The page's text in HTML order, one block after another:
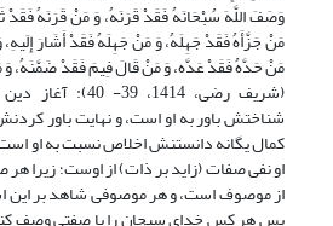
وَصَفَ اللَّهَ سُبْحَانَهُ فَقَدْ قَرَنَهُ، وَ مَنْ قَرَنَهُ فَقَدْ
مَنْ جَزَّأَهُ فَقَدْ جَهِلَهُ، وَ مَنْ‏ جَهِلَهُ فَقَدْ أَشَارَ
مَنْ حَدَّهُ فَقَدْ عَدَّه، وَ مَنْ قَالَ فِیمَ فَقَدْ ضَمَّنَهُ، وَ
(شریف رضی،
شناختش باور به او است، و نهایت باور
کمال یگانه دانستنش اخلاص نسبت به او
او نفى صفات (زاید بر ذات) از اوست؛ زیرا
از موصوف است، و هر موصوفى شاهد بر